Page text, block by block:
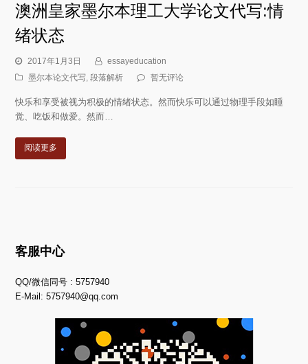
澳洲皇家墨尔本理工大学论文代写:情
绪状态
2017年1月3日
essayeducation
墨尔本论文代写, 段落解析 暂无评论
快乐和享受被视为积极的情绪状态。然而快乐可以通过物理手段如睡
觉、吃饭和做爱。然而…
阅读更多
客服中心
QQ/微信同号 : 5757940
E-Mail:5757940@qq.com